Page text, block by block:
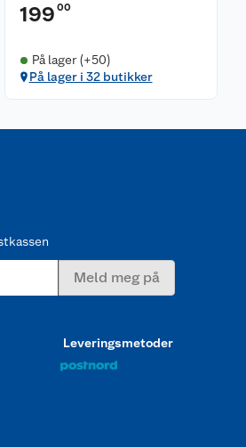
199 00
På lager (+50)
På lager i 32 butikker
Meld meg på
Leveringsmetoder